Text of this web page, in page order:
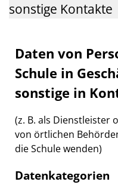
sonstige Kontakte
Daten von
Schule in
sonstige in
(z. B. als Dienstleister
von örtlichen
die Schule wenden)
Datenkategorien